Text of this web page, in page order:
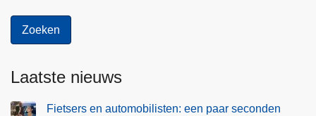
Laatste nieuws
Fietsers en automobilisten: een paar seconden